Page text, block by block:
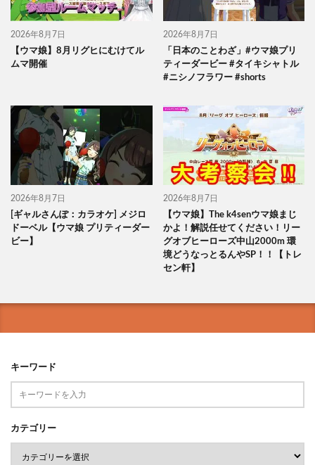
2026年8月7日
【ウマ娘】8月リグヒにむけてル
ムマ開催
2026年8月7日
「日本のことわざ」#ウマ娘プリ
ティーダービー #タイキシャトル
#ニシノフラワー #shorts
2026年8月7日
[ギャルさんぽ：カラオケ] メジロ
ドーベル【ウマ娘 プリティーダー
ビー】
2026年8月7日
【ウマ娘】The k4senウマ娘まじ
かよ！解説任せてください！リー
グオブヒーローズ中山2000m 環
境どうなっとるんやSP！！【トレ
セン軒】
キーワード
カテゴリー